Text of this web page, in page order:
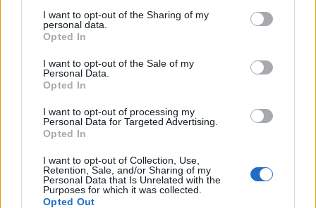
not limited to your visit or usage behaviour. You may click to
grant or deny consent to Google and its third-party tags to
use your data for below specified purposes in below Google
consent section.
I want to opt-out of the Sharing of my
personal data.
Opted In
I want to opt-out of the Sale of my
Personal Data.
Opted In
I want to opt-out of processing my
Personal Data for Targeted Advertising.
Opted In
I want to opt-out of Collection, Use,
Retention, Sale, and/or Sharing of my
Personal Data that Is Unrelated with the
Purposes for which it was collected.
Opted Out
Κρήτη: 22 συλλήψεις για πλαστά
πιστοποιητικά στο αεροδρόμιο Ηρακλείου